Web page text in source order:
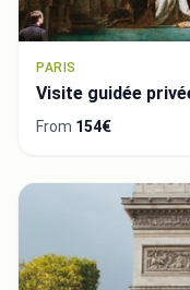
PARIS
Visite guidée
From 154€